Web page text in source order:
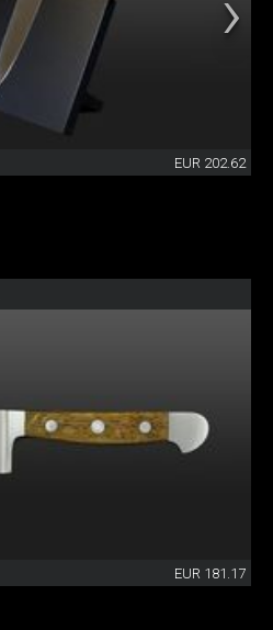
EUR 202.62
EUR 181.17